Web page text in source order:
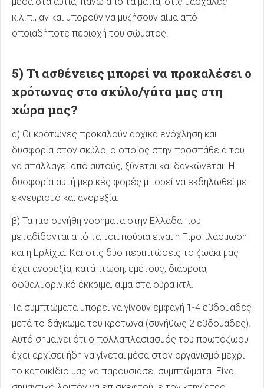
κ.λ.π., αν και μπορούν να μυζήσουν αίμα από
οποιαδήποτε περιοχή του σώματος.
5) Τι ασθένειες μπορεί να προκαλέσει ο
κρότωνας στο σκύλο/γάτα μας στη
χώρα μας?
α) Οι κρότωνες προκαλούν αρχικά ενόχληση και
δυσφορία στον σκύλο, ο οποίος στην προσπάθειά του
να απαλλαγεί από αυτούς, ξύνεται και δαγκώνεται. Η
δυσφορία αυτή μερικές φορές μπορεί να εκδηλωθεί με
εκνευρισμό και ανορεξία.
β) Τα πιο συνήθη νοσήματα στην Ελλάδα που
μεταδίδονται από τα τσιμπούρια ειναι η Πιροπλάσμωση
και η Ερλίχια. Και στις δύο περιπτώσεις το ζωάκι μας
έχει ανορεξία, κατάπτωση, εμέτους, διάρροια,
οφθαλμορινικό έκκριμα, αίμα στα ούρα κτλ.
Τα συμπτώματα μπορεί να γίνουν εμφανή 1-4 εβδομάδες
μετά το δάγκωμα του κρότωνα (συνήθως 2 εβδομάδες).
Αυτό σημαίνει ότι ο πολλαπλασιασμός του πρωτόζωου
έχει αρχίσει ήδη να γίνεται μέσα στον οργανισμό μέχρι
το κατοικίδιο μας να παρουσιάσει συμπτώματα. Είναι